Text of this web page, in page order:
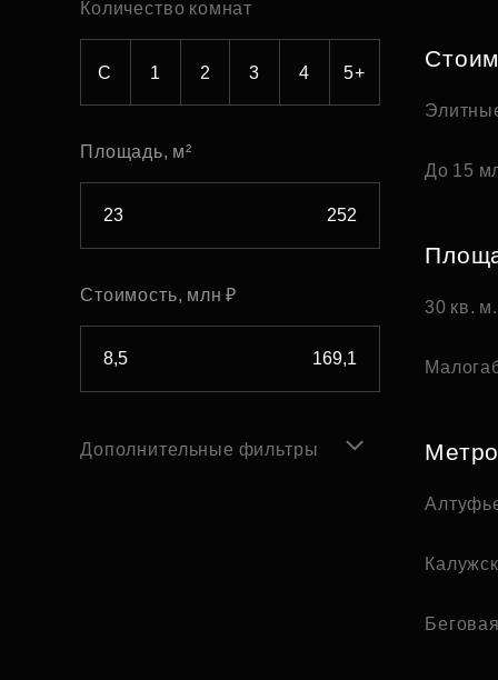
Количество комнат
С 1 2 3 4 5+
Площадь, м²
Стоимость, млн ₽
Дополнительные фильтры
До 15
30 кв. м.